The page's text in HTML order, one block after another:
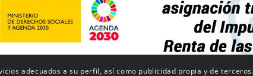
adecuados a su perfil, así como publicidad propia y de